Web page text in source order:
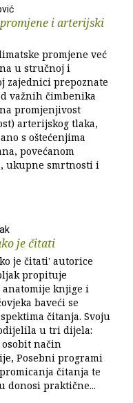
i arterijski
promjene već
u stručnoj i
zajednici prepoznate
važnih čimbenika
promjenjivost
arterijskog tlaka,
s oštećenjima
povećanom
ukupne smrtnosti i
je čitati
je čitati' autorice
propituje
anatomije knjige i
baveći se
čitanja. Svoju
u tri dijela:
osobit način
Posebni programi
čitanja te
donosi praktične...